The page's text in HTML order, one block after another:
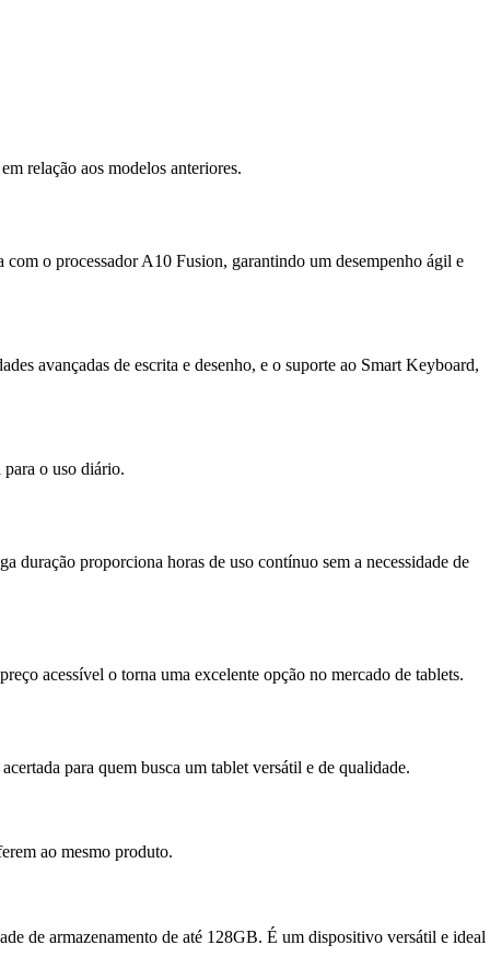
relação aos modelos anteriores.
o processador A10 Fusion, garantindo um desempenho ágil e
avançadas de escrita e desenho, e o suporte ao Smart Keyboard,
para o uso diário.
duração proporciona horas de uso contínuo sem a necessidade de
acessível o torna uma excelente opção no mercado de tablets.
para quem busca um tablet versátil e de qualidade.
ao mesmo produto.
de armazenamento de até 128GB. É um dispositivo versátil e ideal